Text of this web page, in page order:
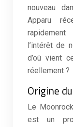
nouveau
Apparu
l’intérêt de
d’où vient
réellement ?
Origine
Le
est un